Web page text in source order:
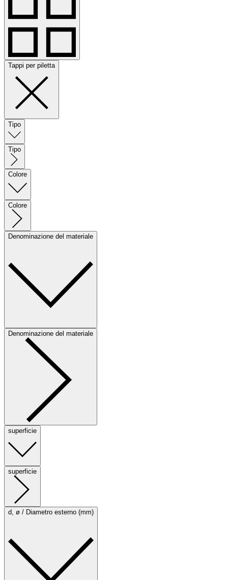
Tappi per piletta
Tipo
Tipo
Colore
Colore
Denominazione del materiale
Denominazione del materiale
superficie
superficie
d, ø / Diametro esterno (mm)